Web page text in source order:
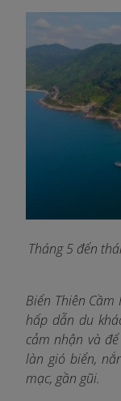
Tháng 5 đến
Biển Thiên
hấp dẫn du
cảm nhận và
làn gió biển,
mạc, gần gũi.